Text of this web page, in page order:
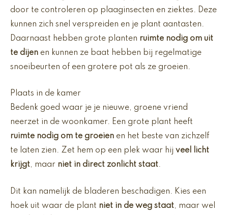
door te controleren op plaaginsecten en ziektes. Deze
kunnen zich snel verspreiden en je plant aantasten.
Daarnaast hebben grote planten ruimte nodig om uit
te dijen en kunnen ze baat hebben bij regelmatige
snoeibeurten of een grotere pot als ze groeien.
Plaats in de kamer
Bedenk goed waar je je nieuwe, groene vriend
neerzet in de woonkamer. Een grote plant heeft
ruimte nodig om te groeien en het beste van zichzelf
te laten zien. Zet hem op een plek waar hij veel licht
krijgt, maar niet in direct zonlicht staat.
Dit kan namelijk de bladeren beschadigen. Kies een
hoek uit waar de plant niet in de weg staat, maar wel